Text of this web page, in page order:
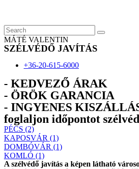
content
MÁTÉ VALENTIN
SZÉLVÉDŐ JAVÍTÁS
+36-20-615-6000
- KEDVEZŐ ÁRAK
- ÖRÖK GARANCIA
- INGYENES
foglaljon időpontot
PÉCS (2)
KAPOSVÁR (1)
DOMBÓVÁR (1)
KOMLÓ (1)
A szélvédő javítás a képen látható